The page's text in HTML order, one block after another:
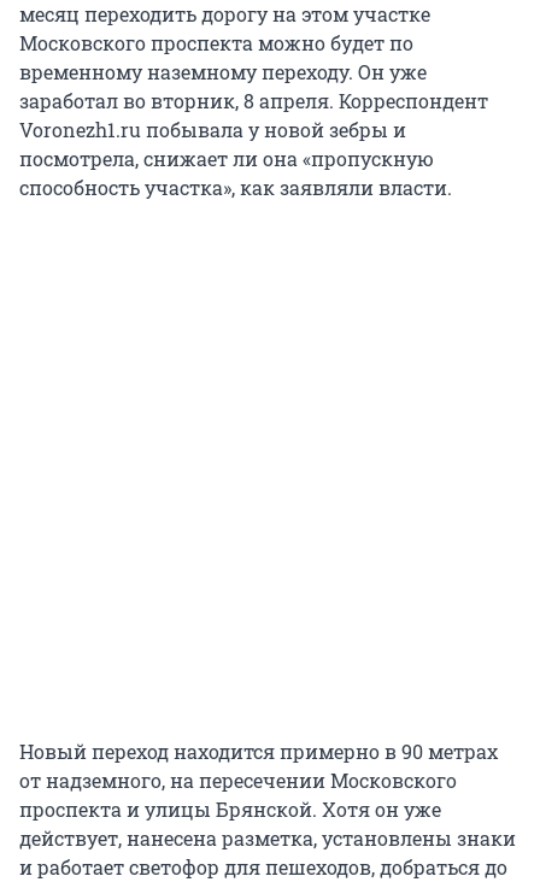
месяц переходить дорогу на этом участке
Московского проспекта можно будет по
временному наземному переходу. Он уже
заработал во вторник, 8 апреля. Корреспондент
Voronezh1.ru побывала у новой зебры и
посмотрела, снижает ли она «пропускную
способность участка», как заявляли власти.
Новый переход находится примерно в 90 метрах
от надземного, на пересечении Московского
проспекта и улицы Брянской. Хотя он уже
действует, нанесена разметка, установлены знаки
и работает светофор для пешеходов, добраться до